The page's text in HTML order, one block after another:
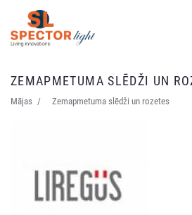
-
elektrīsko
materiālu
ZEMAPMETUMA SLĒDŽI UN
Mājas Zemapmetuma slēdži un rozetes